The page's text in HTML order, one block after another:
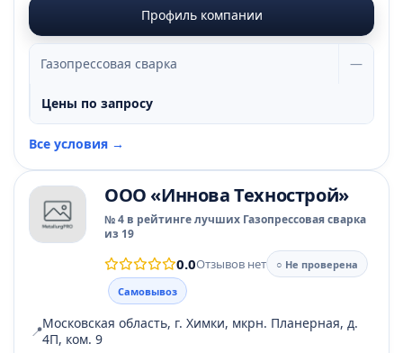
Профиль компании
Газопрессовая сварка —
Цены по запросу
Все условия →
ООО «Иннова Технострой»
№ 4 в рейтинге лучших Газопрессовая сварка
из 19
0.0Отзывов нет
○ Не проверена
Самовывоз
📍Московская область, г. Химки, мкрн. Планерная, д.
4П, ком. 9